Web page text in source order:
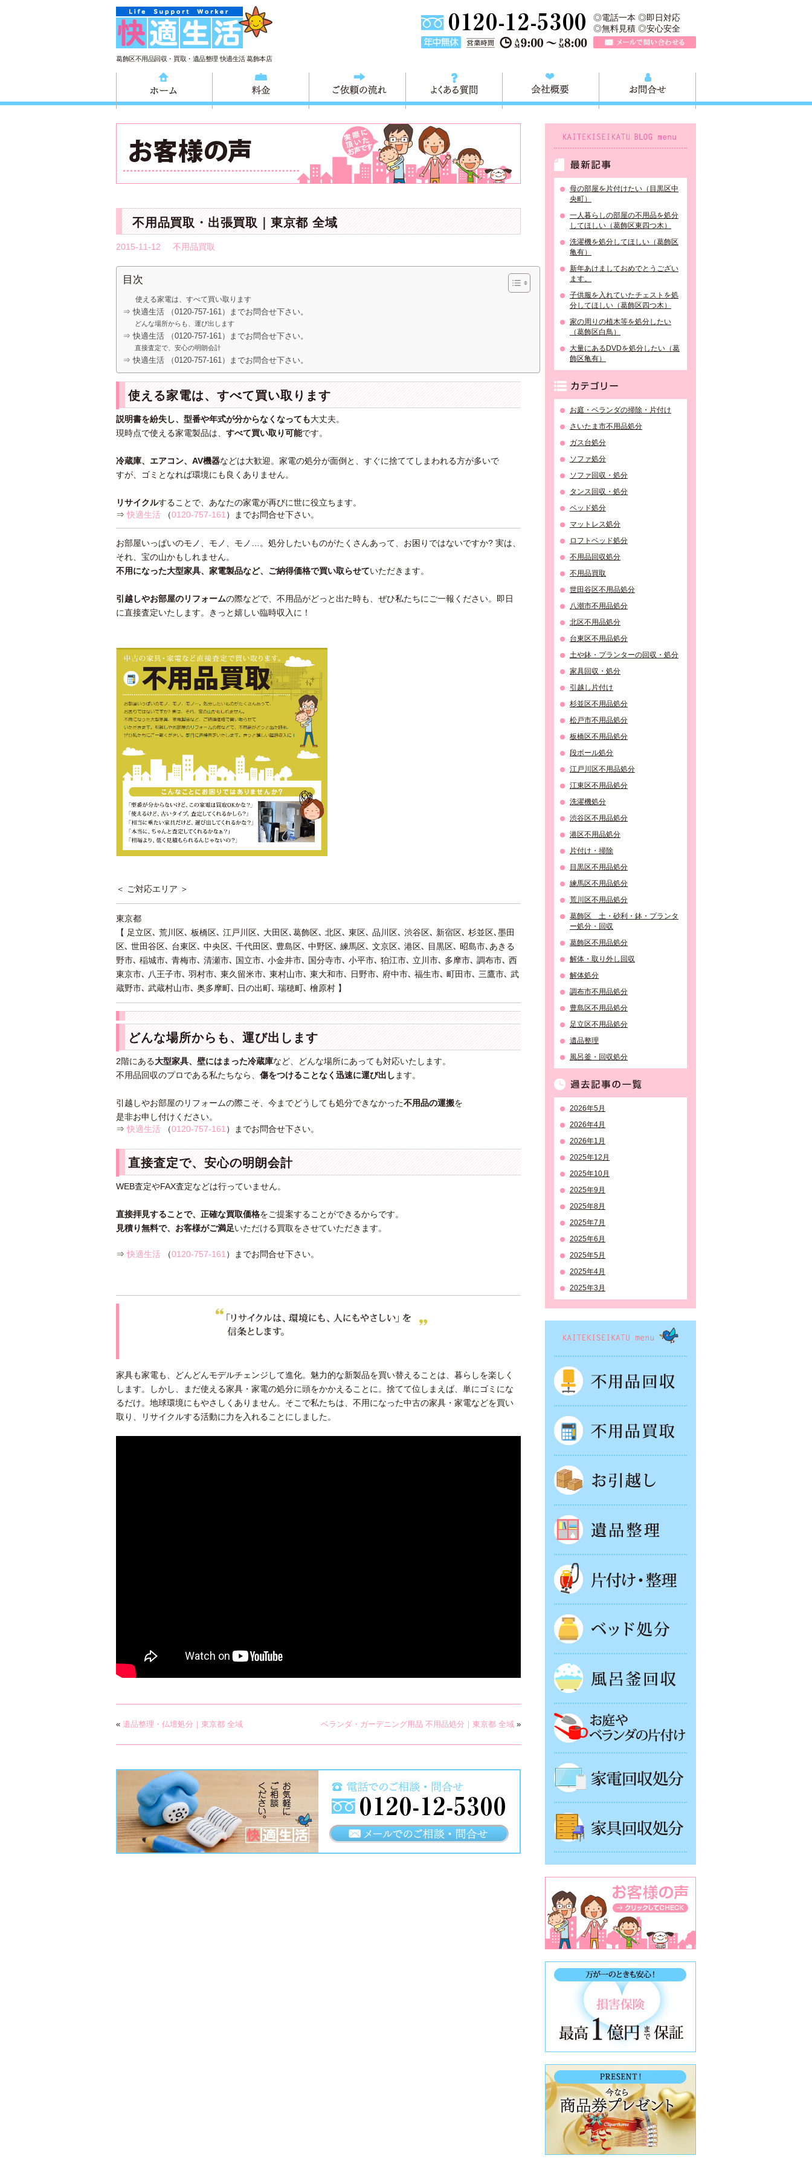
葛飾区不用品回収・買取・遺品整理 快適生活 葛飾本店
TEL 0120-757-161（年中無休）営業時間AM9:00～
◎電話一本 ◎即日対応
◎無料見積 ◎安心安全
ご依頼の流れ よくある質問
不用品買取・出張買取｜東京都 全域
2015-11-12 不用品買取
目次
使える家電は、すべて買い取ります
⇒ 快適生活 （0120-757-161）までお問合せ下さい。
どんな場所からも、運び出します
⇒ 快適生活 （0120-757-161）までお問合せ下さい。
直接査定で、安心の明朗会計
⇒ 快適生活 （0120-757-161）までお問合せ下さい。
使える家電は、すべて買い取ります
説明書を紛失し、型番や年式が分からなくなっても大丈夫。
現時点で使える家電製品は、 すべて買い取り可能です。
冷蔵庫、エアコン、AV機器などは大歓迎。家電の処分が面倒と、すぐに捨ててしまわれる方が多いで
すが、ゴミとなれば環境にも良くありません。
リサイクルすることで、あなたの家電が再びに世に役立ちます。
⇒快適生活 （0120-757-161 ）までお問合せ下さい。
お部屋いっぱいのモノ、モノ、モノ…。処分したいものがたくさんあって、お困りではないですか? 実は、
それ、宝の山かもしれません。
不用になった大型家具、家電製品など、ご納得価格で買い取らせていただきます。
引越しやお部屋のリフォームの際などで、不用品がどっと出た時も、ぜひ私たちにご一報ください。即日
に直接査定いたします。きっと嬉しい臨時収入に！
＜ ご対応エリア ＞
東京都
【 足立区､ 荒川区､ 板橋区､ 江戸川区､ 大田区､葛飾区､ 北区､ 東区､ 品川区､ 渋谷区､ 新宿区､ 杉並区､墨田
区､ 世田谷区､ 台東区､ 中央区､ 千代田区､ 豊島区､ 中野区､ 練馬区､ 文京区､ 港区､ 目黒区､ 昭島市､あきる
野市､ 稲城市､ 青梅市､ 清瀬市､ 国立市､ 小金井市､ 国分寺市､ 小平市､ 狛江市､ 立川市､ 多摩市､ 調布市､ 西
東京市､ 八王子市､ 羽村市､ 東久留米市､ 東村山市､ 東大和市､ 日野市､ 府中市､ 福生市､ 町田市､ 三鷹市､ 武
蔵野市､ 武蔵村山市､ 奥多摩町､ 日の出町､ 瑞穂町､ 檜原村 】
どんな場所からも、運び出します
2階にある大型家具、壁にはまった冷蔵庫など、どんな場所にあっても対応いたします。
不用品回収のプロである私たちなら、 傷をつけることなく迅速に運び出し ます。
引越しやお部屋のリフォームの際こそ、今までどうしても処分できなかった不用品の運搬を
是非お申し付けください。
⇒快適生活 （0120-757-161 ）までお問合せ下さい。
直接査定で、安心の明朗会計
WEB査定やFAX査定などは行っていません。
直接拝見することで、正確な買取価格をご提案することができるからです。
見積り無料で、お客様がご満足いただける買取をさせていただきます。
⇒快適生活 （0120-757-161 ）までお問合せ下さい。
家具も家電も、どんどんモデルチェンジして進化。魅力的な新製品を買い替えることは、暮らしを楽しく
します。しかし、まだ使える家具・家電の処分に頭をかかえることに。捨てて位しまえば、単にゴミにな
るだけ。地球環境にもやさしくありません。そこで私たちは、不用になった中古の家具・家電などを買い
取り、リサイクルする活動に力を入れることにしました。
« 遺品整理・仏壇処分｜東京都 全域 ベランダ・ガーデニング用品 不用品処分｜東京都 全域 »
母の部屋を片付けたい（目黒区中
央町）
一人暮らしの部屋の不用品を処分
してほしい（葛飾区東四つ木）
洗濯機を処分してほしい（葛飾区
亀有）
新年あけましておめでとうござい
ます。
子供服を入れていたチェストを処
分してほしい（葛飾区四つ木）
家の周りの植木等を処分したい
（葛飾区白鳥）
大量にあるDVDを処分したい（葛
飾区亀有）
お庭・ベランダの掃除・片付け
さいたま市不用品処分
ガス台処分
ソファ処分
ソファ回収・処分
タンス回収・処分
ベッド処分
マットレス処分
ロフトベッド処分
不用品回収処分
不用品買取
世田谷区不用品処分
八潮市不用品処分
北区不用品処分
台東区不用品処分
土や鉢・プランターの回収・処分
家具回収・処分
引越し片付け
杉並区不用品処分
松戸市不用品処分
板橋区不用品処分
段ボール処分
江戸川区不用品処分
江東区不用品処分
洗濯機処分
渋谷区不用品処分
港区不用品処分
片付け・掃除
目黒区不用品処分
練馬区不用品処分
荒川区不用品処分
葛飾区 土・砂利・鉢・プランタ
ー処分・回収
葛飾区不用品処分
解体・取り外し回収
解体処分
調布市不用品処分
豊島区不用品処分
足立区不用品処分
遺品整理
風呂釜・回収処分
2026年5月
2026年4月
2026年1月
2025年12月
2025年10月
2025年9月
2025年8月
2025年7月
2025年6月
2025年5月
2025年4月
2025年3月